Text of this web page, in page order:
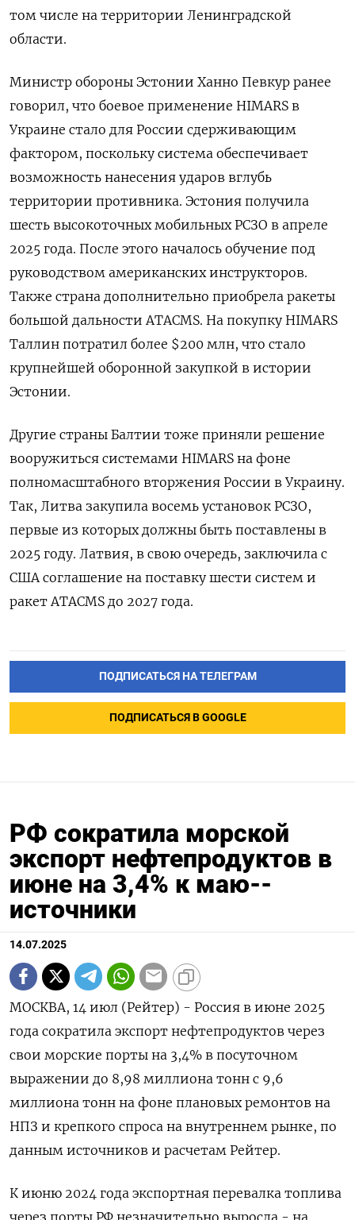
том числе на территории Ленинградской
области.
Министр обороны Эстонии Ханно Певкур ранее
говорил, что боевое применение HIMARS в
Украине стало для России сдерживающим
фактором, поскольку система обеспечивает
возможность нанесения ударов вглубь
территории противника. Эстония получила
шесть высокоточных мобильных РСЗО в апреле
2025 года. После этого началось обучение под
руководством американских инструкторов.
Также страна дополнительно приобрела ракеты
большой дальности ATACMS. На покупку HIMARS
Таллин потратил более $200 млн, что стало
крупнейшей оборонной закупкой в истории
Эстонии.
Другие страны Балтии тоже приняли решение
вооружиться системами HIMARS на фоне
полномасштабного вторжения России в Украину.
Так, Литва закупила восемь установок РСЗО,
первые из которых должны быть поставлены в
2025 году. Латвия, в свою очередь, заключила с
США соглашение на поставку шести систем и
ракет ATACMS до 2027 года.
ПОДПИСАТЬСЯ НА ТЕЛЕГРАМ
ПОДПИСАТЬСЯ В GOOGLE
РФ сократила морской
экспорт нефтепродуктов в
июне на 3,4% к маю--
источники
14.07.2025
МОСКВА, 14 июл (Рейтер) - Россия в июне 2025
года сократила экспорт нефтепродуктов через
свои морские порты на 3,4% в посуточном
выражении до 8,98 миллиона тонн с 9,6
миллиона тонн на фоне плановых ремонтов на
НПЗ и крепкого спроса на внутреннем рынке, по
данным источников и расчетам Рейтер.
К июню 2024 года экспортная перевалка топлива
через порты РФ незначительно выросла - на